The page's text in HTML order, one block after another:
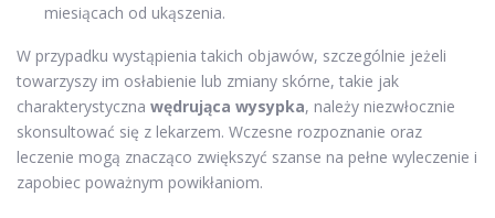
miesiącach od ukąszenia.
W przypadku wystąpienia takich objawów, szczególnie jeżeli
towarzyszy im osłabienie lub zmiany skórne, takie jak
charakterystyczna wędrująca wysypka, należy niezwłocznie
skonsultować się z lekarzem. Wczesne rozpoznanie oraz
leczenie mogą znacząco zwiększyć szanse na pełne wyleczenie i
zapobiec poważnym powikłaniom.